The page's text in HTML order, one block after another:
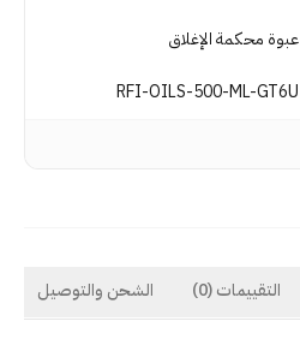
عبوة محكمة الإغلاق
RFI-OILS-500-ML-GT6U
التقييمات(0) الشحن والتوصيل